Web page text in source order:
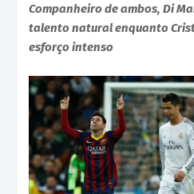
Companheiro de ambos, Di
talento natural enquanto
esforço intenso